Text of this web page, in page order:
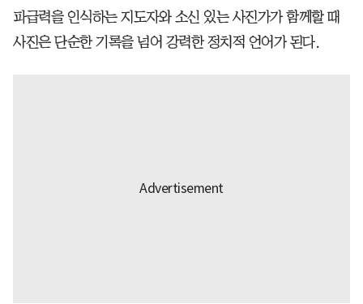
파급력을 인식하는 지도자와 소신 있는 사진가가 함께할 때
사진은 단순한 기록을 넘어 강력한 정치적 언어가 된다.